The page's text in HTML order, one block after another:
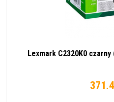
Lexmark C2320K0